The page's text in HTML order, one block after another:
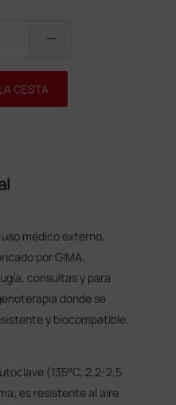
remove
CESTA
médico externo,
por GIMA.
consultas y para
donde se
y biocompatible.
(135°C, 2,2-2,5
es resistente al aire